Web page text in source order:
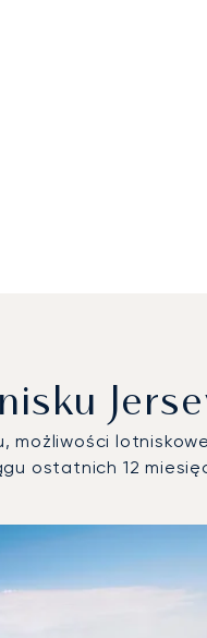
możliwości
ostatnich 12